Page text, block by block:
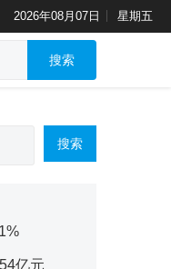
2026年08月07日 星期五
搜索
搜索
亿元